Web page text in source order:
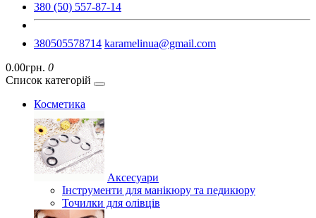
380 (50) 557-87-14
380505578714 karamelinua@gmail.com
0.00грн. 0
Список категорій
Косметика
Аксесуари
Інструменти для манікюру та педикюру
Точилки для олівців